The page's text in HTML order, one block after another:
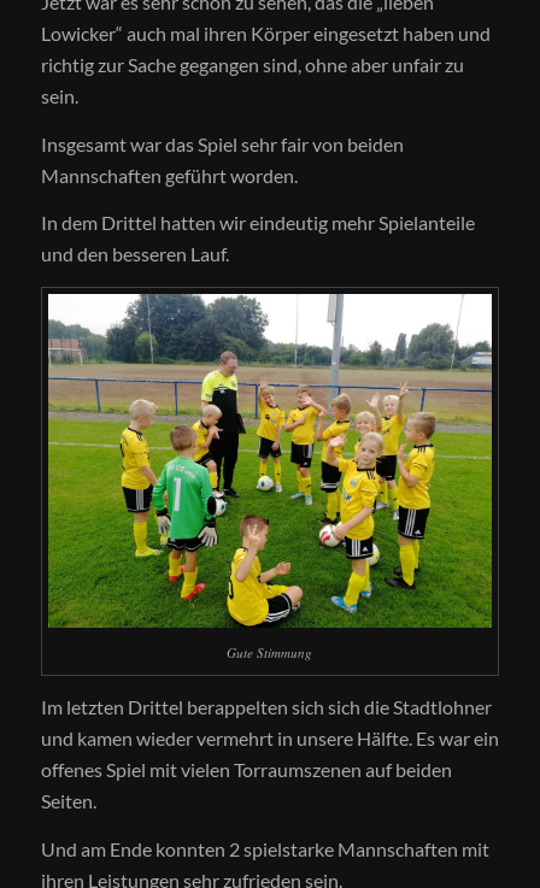
Lowicker“ auch mal ihren Körper eingesetzt haben und
richtig zur Sache gegangen sind, ohne aber unfair zu
sein.
Insgesamt war das Spiel sehr fair von beiden
Mannschaften geführt worden.
In dem Drittel hatten wir eindeutig mehr Spielanteile
und den besseren Lauf.
Gute Stimmung
Im letzten Drittel berappelten sich sich die Stadtlohner
und kamen wieder vermehrt in unsere Hälfte. Es war ein
offenes Spiel mit vielen Torraumszenen auf beiden
Seiten.
Und am Ende konnten 2 spielstarke Mannschaften mit
ihren Leistungen sehr zufrieden sein.